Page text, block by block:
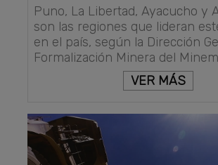
Puno, La Libertad, Ayacucho y
son las regiones que lideran
en el país, según la Dirección
Formalización Minera del
VER MÁS